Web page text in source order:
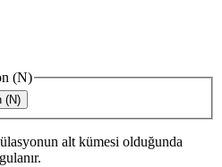
(N)
(N)
alt kümesi olduğunda